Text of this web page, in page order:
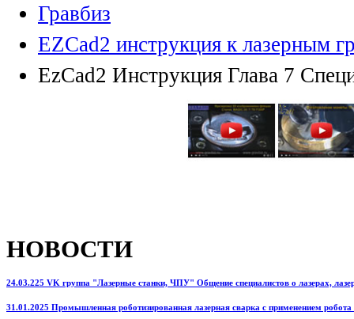
Гравбиз
EZCad2 инструкция к лазерным
EzCad2 Инструкция Глава 7
НОВОСТИ
24.03.225 VK группа "Лазерные станки, ЧПУ" Общение специалистов о лазерах,
31.01.2025 Промышленная роботизированная лазерная сварка с применением